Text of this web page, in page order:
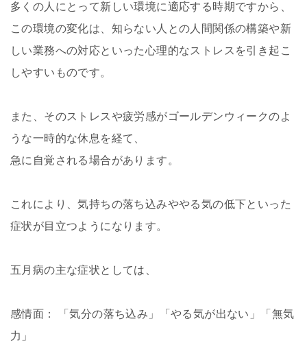
多くの人にとって新しい環境に適応する時期ですから、
この環境の変化は、知らない人との人間関係の構築や新
しい業務への対応といった心理的なストレスを引き起こ
しやすいものです。
また、そのストレスや疲労感がゴールデンウィークのよ
うな一時的な休息を経て、
急に自覚される場合があります。
これにより、気持ちの落ち込みややる気の低下といった
症状が目立つようになります。
五月病の主な症状としては、
感情面： 「気分の落ち込み」「やる気が出ない」「無気
力」